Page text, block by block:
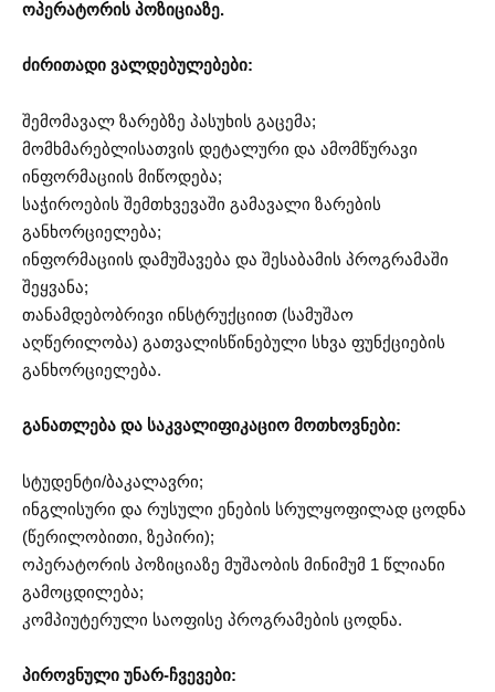
ოპერატორის პოზიციაზე.
ძირითადი ვალდებულებები:
შემომავალ ზარებზე პასუხის გაცემა;
მომხმარებლისათვის დეტალური და ამომწურავი
ინფორმაციის მიწოდება;
საჭიროების შემთხვევაში გამავალი ზარების
განხორციელება;
ინფორმაციის დამუშავება და შესაბამის პროგრამაში
შეყვანა;
თანამდებობრივი ინსტრუქციით (სამუშაო
აღწერილობა) გათვალისწინებული სხვა ფუნქციების
განხორციელება.
განათლება და საკვალიფიკაციო მოთხოვნები:
სტუდენტი/ბაკალავრი;
ინგლისური და რუსული ენების სრულყოფილად ცოდნა
(წერილობითი, ზეპირი);
ოპერატორის პოზიციაზე მუშაობის მინიმუმ 1 წლიანი
გამოცდილება;
კომპიუტერული საოფისე პროგრამების ცოდნა.
პიროვნული უნარ-ჩვევები: